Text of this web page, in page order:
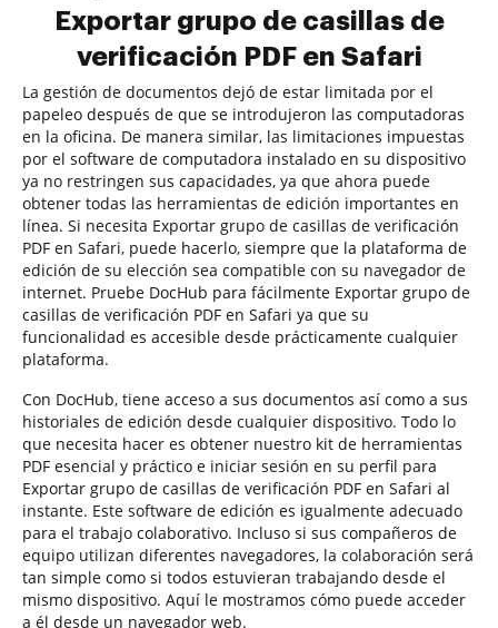
Exportar grupo de casillas de
verificación PDF en Safari
La gestión de documentos dejó de estar limitada por el
papeleo después de que se introdujeron las computadoras
en la oficina. De manera similar, las limitaciones impuestas
por el software de computadora instalado en su dispositivo
ya no restringen sus capacidades, ya que ahora puede
obtener todas las herramientas de edición importantes en
línea. Si necesita Exportar grupo de casillas de verificación
PDF en Safari, puede hacerlo, siempre que la plataforma de
edición de su elección sea compatible con su navegador de
internet. Pruebe DocHub para fácilmente Exportar grupo de
casillas de verificación PDF en Safari ya que su
funcionalidad es accesible desde prácticamente cualquier
plataforma.
Con DocHub, tiene acceso a sus documentos así como a sus
historiales de edición desde cualquier dispositivo. Todo lo
que necesita hacer es obtener nuestro kit de herramientas
PDF esencial y práctico e iniciar sesión en su perfil para
Exportar grupo de casillas de verificación PDF en Safari al
instante. Este software de edición es igualmente adecuado
para el trabajo colaborativo. Incluso si sus compañeros de
equipo utilizan diferentes navegadores, la colaboración será
tan simple como si todos estuvieran trabajando desde el
mismo dispositivo. Aquí le mostramos cómo puede acceder
a él desde un navegador web.